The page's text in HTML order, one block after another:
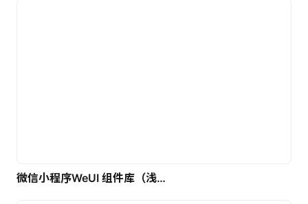
微信小程序WeUI 组件库（浅色）| 免费UI设计素材